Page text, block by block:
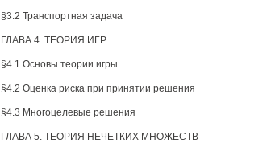
§3.2 Транспортная задача
ГЛАВА 4. ТЕОРИЯ ИГР
§4.1 Основы теории игры
§4.2 Оценка риска при принятии решения
§4.3 Многоцелевые решения
ГЛАВА 5. ТЕОРИЯ НЕЧЕТКИХ МНОЖЕСТВ